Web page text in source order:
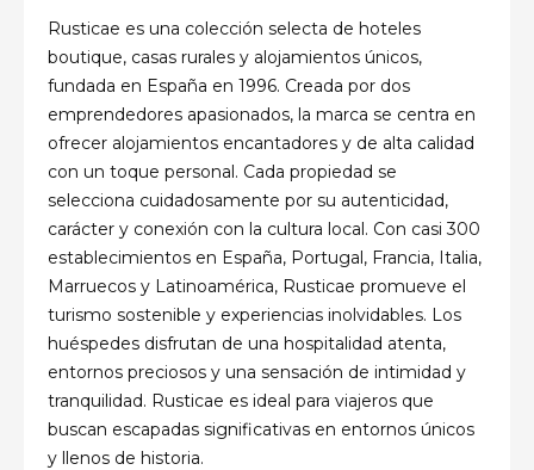
Rusticae es una colección selecta de hoteles
boutique, casas rurales y alojamientos únicos,
fundada en España en 1996. Creada por dos
emprendedores apasionados, la marca se centra en
ofrecer alojamientos encantadores y de alta calidad
con un toque personal. Cada propiedad se
selecciona cuidadosamente por su autenticidad,
carácter y conexión con la cultura local. Con casi 300
establecimientos en España, Portugal, Francia, Italia,
Marruecos y Latinoamérica, Rusticae promueve el
turismo sostenible y experiencias inolvidables. Los
huéspedes disfrutan de una hospitalidad atenta,
entornos preciosos y una sensación de intimidad y
tranquilidad. Rusticae es ideal para viajeros que
buscan escapadas significativas en entornos únicos
y llenos de historia.